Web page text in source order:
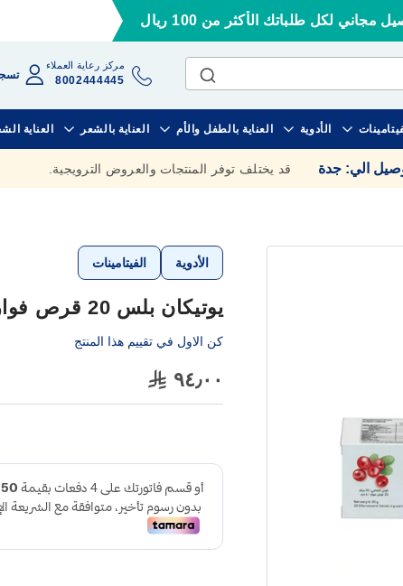
مجاني لكل طلباتك الأكثر من 100 ريال
مركز رعاية العملاء
8002444445
الأدوية العناية بالطفل والأم العناية بالشعر العناية
الي: جدة قد يختلف توفر المنتجات والعروض الترويجية.
الأدوية الفيتامينات
يوتيكان بلس 20 قرص فوار
كن الاول في تقييم هذا المنتج
٩٤٫٠٠